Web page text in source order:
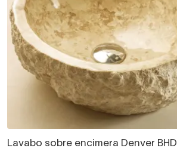
Lavabo sobre encimera Denver BHD